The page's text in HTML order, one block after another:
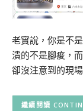
老實說，你是不
潰的不是腳痠，
卻沒注意到的現